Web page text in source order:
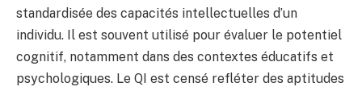
standardisée des capacités intellectuelles d’un
individu. Il est souvent utilisé pour évaluer le potentiel
cognitif, notamment dans des contextes éducatifs et
psychologiques. Le QI est censé refléter des aptitudes